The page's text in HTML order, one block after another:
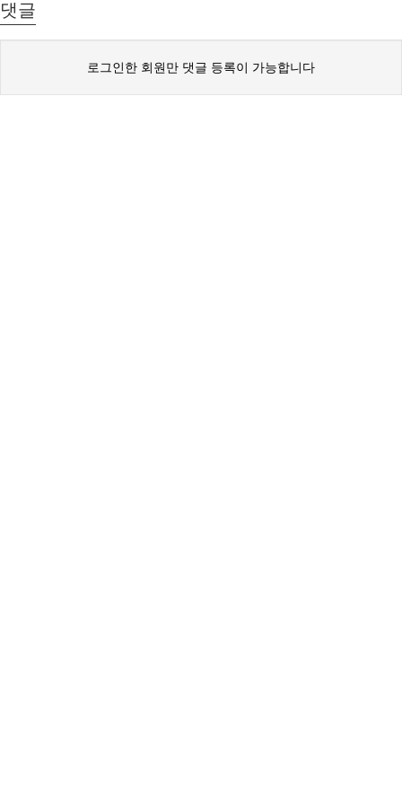
댓글
로그인한 회원만 댓글 등록이 가능합니다